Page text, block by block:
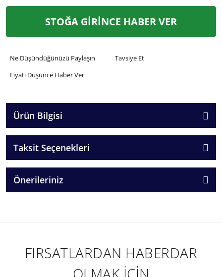
STOĞA GİRİNCE HABER VER
Ne Düşündüğünüzü Paylaşın
Tavsiye Et
Fiyatı Düşünce Haber Ver
Ürün Bilgisi
Taksit Seçenekleri
Önerileriniz
FIRSATLARDAN HABERDAR